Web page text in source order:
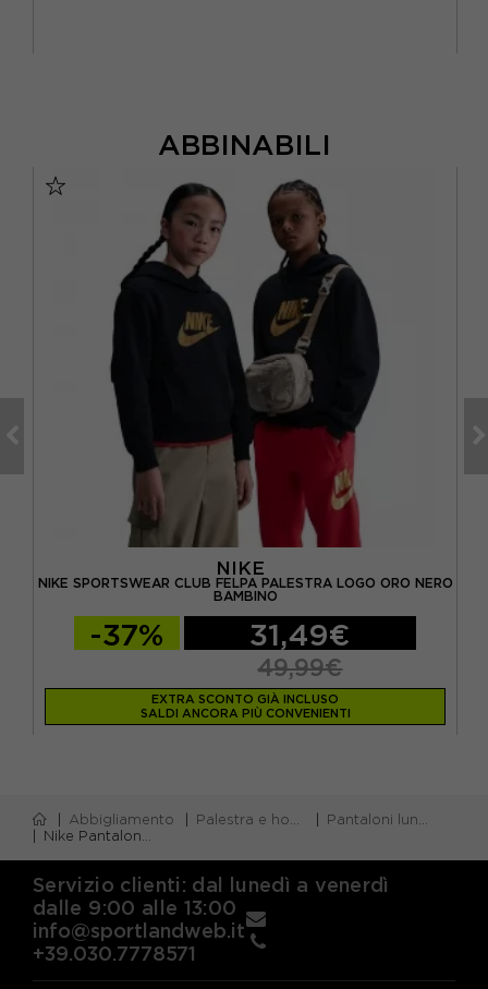
ABBINABILI
NIKE
NIKE SPORTSWEAR CLUB FELPA PALESTRA LOGO ORO NERO
BAMBINO
-37% 31,49€
49,99€
EXTRA SCONTO GIÀ INCLUSO
SALDI ANCORA PIÙ CONVENIENTI
Abbigliamento Palestra e home gym
Pantaloni lunghi palestra
Nike Pantaloni Con Polsino Tech Fleece Nero Ragazza
Servizio clienti: dal lunedì a venerdì
dalle 9:00 alle 13:00
info@sportlandweb.it
+39.030.7778571